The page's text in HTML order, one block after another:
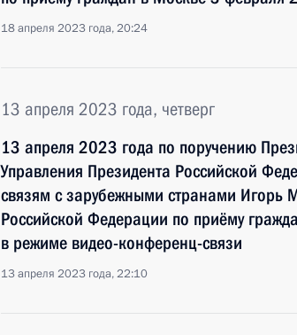
18 апреля 2023 года, 20:24
13 апреля 2023 года, четверг
13 апреля 2023 года по поручению
Управления Президента Российской
связям с зарубежными странами Игорь
Российской Федерации по приёму
в режиме видео-конференц-связи
13 апреля 2023 года, 22:10